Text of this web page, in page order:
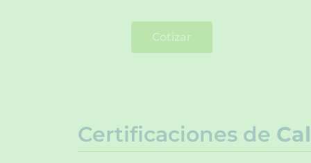
Cotizar
Certificaciones de